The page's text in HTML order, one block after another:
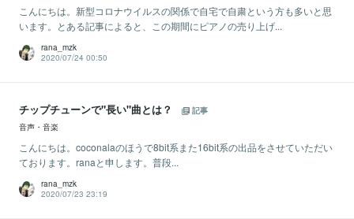
こんにちは。新型コロナウイルスの関係で自宅で自粛という方も多いと思
います。とある記事によると、この期間にピアノの売り上げ...
rana_mzk
2020/07/24 00:50
チップチューンで"長い"曲とは？
記事
音声・音楽
こんにちは。coconalaのほうで8bit系また16bit系の出品をさせていただい
ております。ranaと申します。普段...
rana_mzk
2020/07/23 23:19